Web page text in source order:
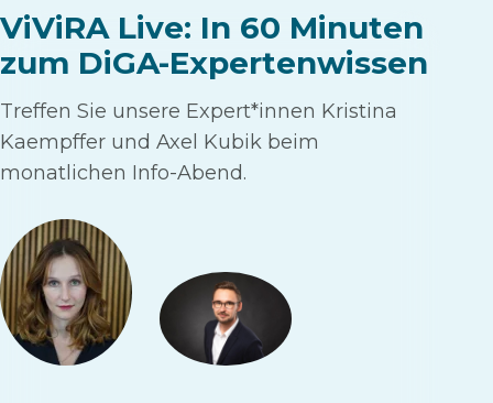
ViViRA Live: In 60 Minuten
zum DiGA-Expertenwissen
Treffen Sie unsere Expert*innen Kristina
Kaempffer und Axel Kubik beim
monatlichen Info-Abend.